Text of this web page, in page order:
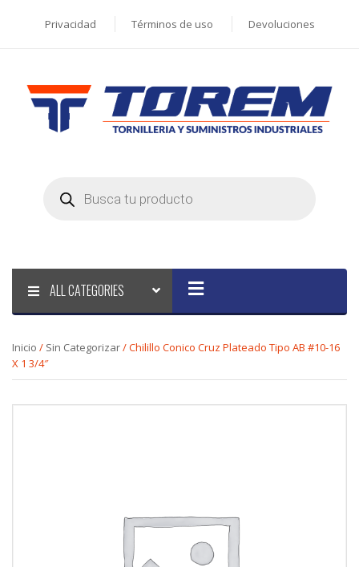
Privacidad Términos de uso Devoluciones
search
ALL CATEGORIES
Inicio / Sin Categorizar/ Chilillo Conico Cruz Plateado Tipo AB #10-16
X 1 3/4″